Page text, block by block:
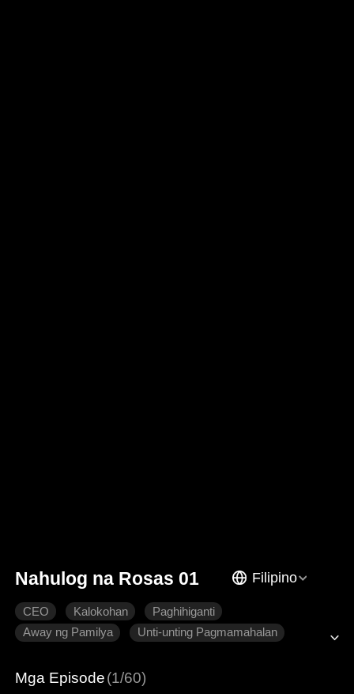
Nahulog na Rosas 01 Filipino
CEO Kalokohan
Paghihiganti
Away ng Pamilya
Unti-unting Pagmamahalan
Mga Episode(1/60)